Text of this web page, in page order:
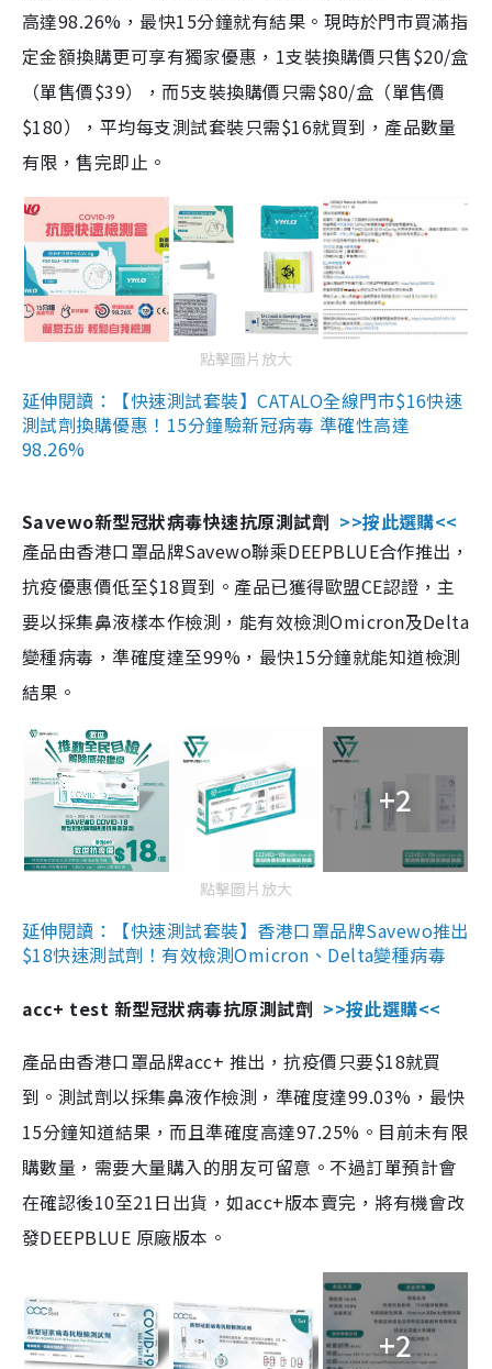
高達98.26%，最快15分鐘就有結果。現時於門市買滿指
定金額換購更可享有獨家優惠，1支裝換購價只售$20/盒
（單售價$39），而5支裝換購價只需$80/盒（單售價
$180），平均每支測試套裝只需$16就買到，產品數量
有限，售完即止。
點擊圖片放大
延伸閱讀：【快速測試套裝】CATALO全線門市$16快速
測試劑換購優惠！15分鐘驗新冠病毒 準確性高達
98.26%
Savewo新型冠狀病毒快速抗原測試劑 >>按此選購<<
產品由香港口罩品牌Savewo聯乘DEEPBLUE合作推出，
抗疫優惠價低至$18買到。產品已獲得歐盟CE認證，主
要以採集鼻液樣本作檢測，能有效檢測Omicron及Delta
變種病毒，準確度達至99%，最快15分鐘就能知道檢測
結果。
+2
點擊圖片放大
延伸閱讀：【快速測試套裝】香港口罩品牌Savewo推出
$18快速測試劑！有效檢測Omicron、Delta變種病毒
acc+ test 新型冠狀病毒抗原測試劑 >>按此選購<<
產品由香港口罩品牌acc+ 推出，抗疫價只要$18就買
到。測試劑以採集鼻液作檢測，準確度達99.03%，最快
15分鐘知道結果，而且準確度高達97.25%。目前未有限
購數量，需要大量購入的朋友可留意。不過訂單預計會
在確認後10至21日出貨，如acc+版本賣完，將有機會改
發DEEPBLUE 原廠版本。
+2